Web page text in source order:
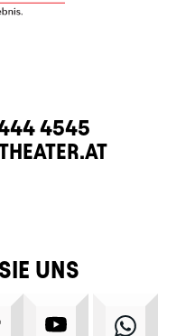
4545
UNS
TIKTOK YOUTUBE